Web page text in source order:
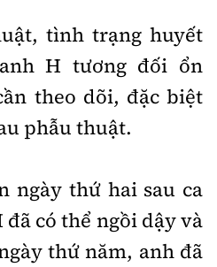
tình trạng huyết
H tương đối ổn
theo dõi, đặc biệt
phẫu thuật.
ngày thứ hai sau ca
có thể ngồi dậy và
thứ năm, anh đã